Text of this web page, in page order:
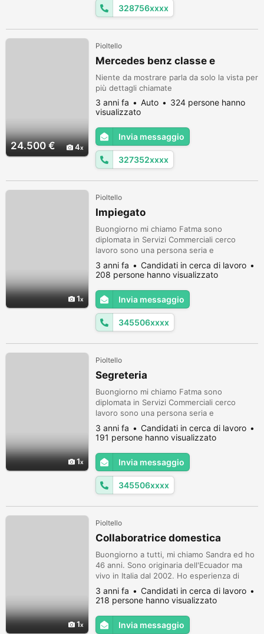
328756xxxx
24.500 € 4
Pioltello
Mercedes benz classe e
Niente da mostrare parla da solo la vista per
più dettagli chiamate
3 anni fa Auto
324 persone hanno
visualizzato
Invia messaggio
327352xxxx
1
Pioltello
Impiegato
Buongiorno mi chiamo Fatma sono
diplomata in Servizi Commerciali cerco
lavoro sono una persona seria e
volentorasa con tanta voglia di imparare
disponobilità immediata 3455068465
3 anni fa
Candidati in cerca di lavoro
208 persone hanno visualizzato
Invia messaggio
345506xxxx
1
Pioltello
Segreteria
Buongiorno mi chiamo Fatma sono
diplomata in Servizi Commerciali cerco
lavoro sono una persona seria e
volentorasa con tanta voglia di imparare
disponobilità immediata 3455068465
3 anni fa
Candidati in cerca di lavoro
191 persone hanno visualizzato
Invia messaggio
345506xxxx
1
Pioltello
Collaboratrice domestica
Buongiorno a tutti, mi chiamo Sandra ed ho
46 anni. Sono originaria dell'Ecuador ma
vivo in Italia dal 2002. Ho esperienza di
quasi vent'anni in assistenza persone
anziane e/o collaboratrice domestica. Ho
anche esperienza in cucina e se serve
posso preparare cibi fatti in casa. So
cucinare piatti italiani e del mio paese
3 anni fa
Candidati in cerca di lavoro
218 persone hanno visualizzato
Invia messaggio